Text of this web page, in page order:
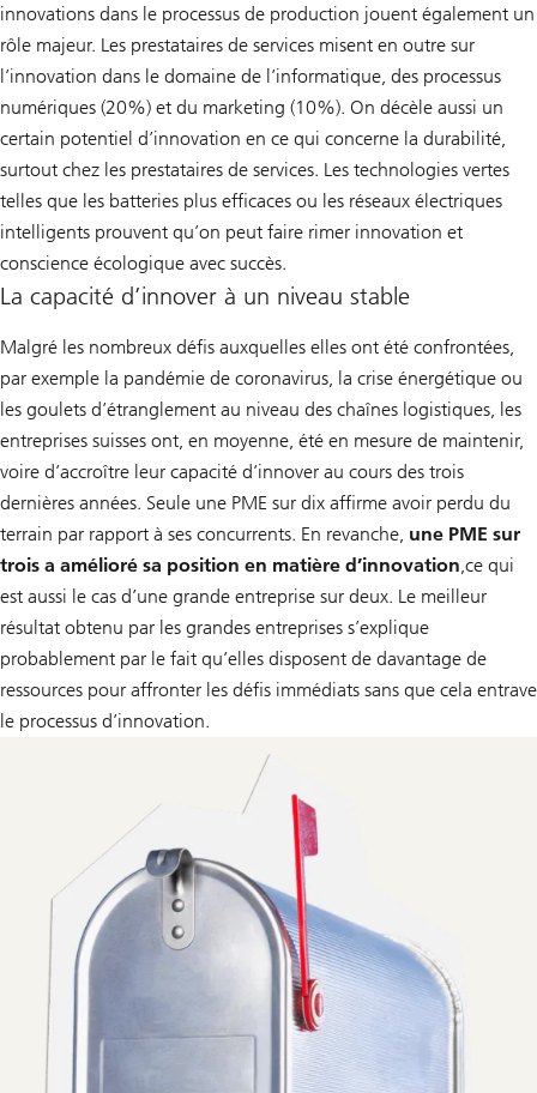
innovations dans le processus de production jouent également un
rôle majeur. Les prestataires de services misent en outre sur
l’innovation dans le domaine de l’informatique, des processus
numériques (20%) et du marketing (10%). On décèle aussi un
certain potentiel d’innovation en ce qui concerne la durabilité,
surtout chez les prestataires de services. Les technologies vertes
telles que les batteries plus efficaces ou les réseaux électriques
intelligents prouvent qu’on peut faire rimer innovation et
conscience écologique avec succès.
La capacité d’innover à un niveau stable
Malgré les nombreux défis auxquelles elles ont été confrontées,
par exemple la pandémie de coronavirus, la crise énergétique ou
les goulets d’étranglement au niveau des chaînes logistiques, les
entreprises suisses ont, en moyenne, été en mesure de maintenir,
voire d’accroître leur capacité d’innover au cours des trois
dernières années. Seule une PME sur dix affirme avoir perdu du
terrain par rapport à ses concurrents. En revanche, une PME sur
trois a amélioré sa position en matière d’innovation,ce qui
est aussi le cas d’une grande entreprise sur deux. Le meilleur
résultat obtenu par les grandes entreprises s’explique
probablement par le fait qu’elles disposent de davantage de
ressources pour affronter les défis immédiats sans que cela entrave
le processus d’innovation.